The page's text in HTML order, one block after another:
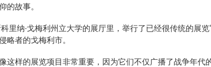
的故事。
里纳·戈梅利州立大学的展厅里，举行了已经很传统的展
略者的戈梅利市。
这样的展览项目非常重要，因为它们不仅广播了战争年代